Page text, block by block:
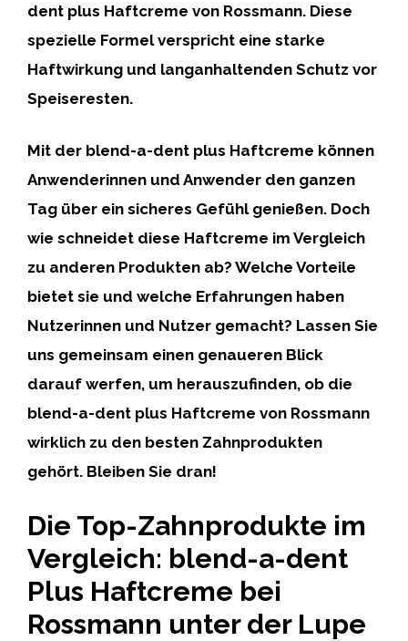
dent plus Haftcreme von Rossmann. Diese
spezielle Formel verspricht eine starke
Haftwirkung und langanhaltenden Schutz vor
Speiseresten.
Mit der blend-a-dent plus Haftcreme können
Anwenderinnen und Anwender den ganzen
Tag über ein sicheres Gefühl genießen. Doch
wie schneidet diese Haftcreme im Vergleich
zu anderen Produkten ab? Welche Vorteile
bietet sie und welche Erfahrungen haben
Nutzerinnen und Nutzer gemacht? Lassen Sie
uns gemeinsam einen genaueren Blick
darauf werfen, um herauszufinden, ob die
blend-a-dent plus Haftcreme von Rossmann
wirklich zu den besten Zahnprodukten
gehört. Bleiben Sie dran!
Die Top-Zahnprodukte im
Vergleich: blend-a-dent
Plus Haftcreme bei
Rossmann unter der Lupe